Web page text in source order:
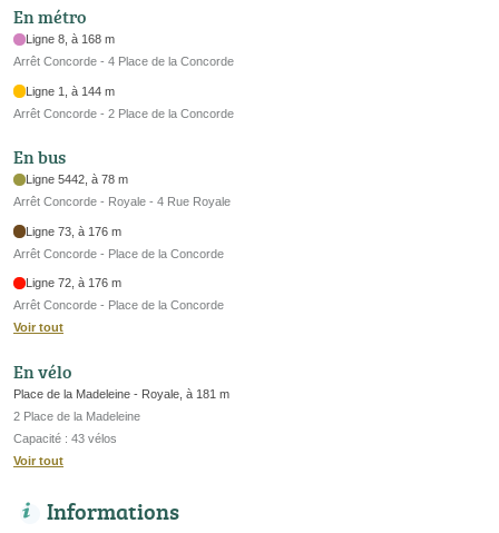
En métro
Ligne 8, à 168 m
Arrêt Concorde - 4 Place de la Concorde
Ligne 1, à 144 m
Arrêt Concorde - 2 Place de la Concorde
En bus
Ligne 5442, à 78 m
Arrêt Concorde - Royale - 4 Rue Royale
Ligne 73, à 176 m
Arrêt Concorde - Place de la Concorde
Ligne 72, à 176 m
Arrêt Concorde - Place de la Concorde
Voir tout
En vélo
Place de la Madeleine - Royale, à 181 m
2 Place de la Madeleine
Capacité : 43 vélos
Voir tout
Informations